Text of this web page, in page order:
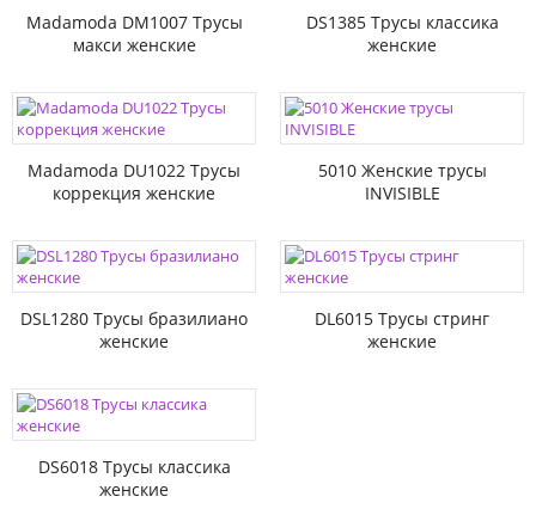
Madamoda DM1007 Трусы
макси женские
DS1385 Трусы классика
женские
Madamoda DU1022 Трусы
коррекция женские
5010 Женские трусы
INVISIBLE
DSL1280 Трусы бразилиано
женские
DL6015 Трусы стринг
женские
DS6018 Трусы классика
женские